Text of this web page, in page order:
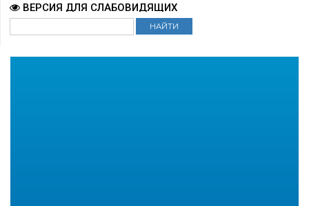
ВЕРСИЯ ДЛЯ СЛАБОВИДЯЩИХ